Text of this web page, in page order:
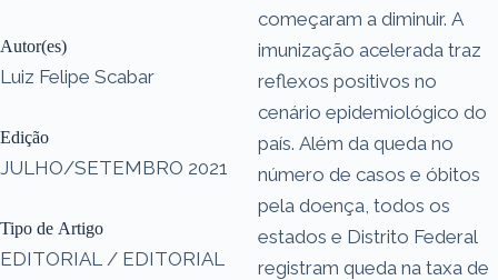
Autor(es)
Luiz Felipe Scabar
Edição
JULHO/SETEMBRO 2021
Tipo de Artigo
EDITORIAL / EDITORIAL
começaram a diminuir. A
imunização acelerada traz
reflexos positivos no
cenário epidemiológico do
país. Além da queda no
número de casos e óbitos
pela doença, todos os
estados e Distrito Federal
registram queda na taxa de